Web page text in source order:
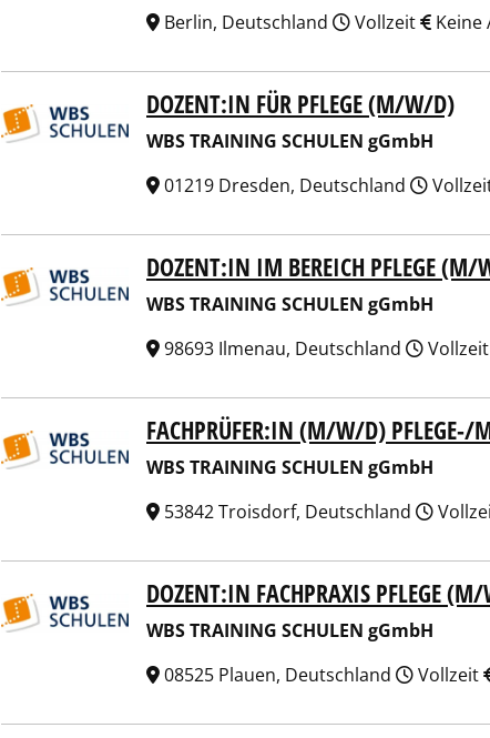
Berlin, Deutschland
Vollzeit Keine
WBS TRAINING SCHULEN gGmbHDOZENT:IN FÜR PFLEGE (M/W/D)
WBS TRAINING SCHULEN gGmbH
01219 Dresden, Deutschland
WBS TRAINING SCHULEN gGmbHDOZENT:IN IM BEREICH PFLEGE
WBS TRAINING SCHULEN gGmbH
98693 Ilmenau, Deutschland
Vollzeit
WBS TRAINING SCHULEN gGmbHFACHPRÜFER:IN (M/W/D) PFLEGE-/
WBS TRAINING SCHULEN gGmbH
53842 Troisdorf, Deutschland
WBS TRAINING SCHULEN gGmbHDOZENT:IN FACHPRAXIS PFLEGE
WBS TRAINING SCHULEN gGmbH
08525 Plauen, Deutschland
Vollzeit